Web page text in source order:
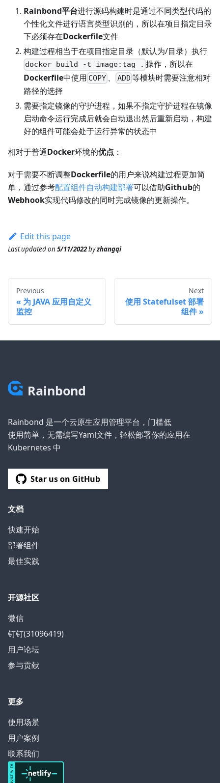
Rainbond平台进行源码构建时是通过不同类型代码的
个性化文件进行语言类型识别的，所以在项目指定目录
下必须存在Dockerfile文件
构建过程相当于在项目指定目录（默认为/目录）执行
docker build -t image:tag . 操作，所以在
Dockerfile中使用 COPY 、 ADD 等模块时需要注意相对
路径的选择
需要指定镜像的守护进程，如果不指定守护进程在镜像
启动命令运行完成后就会自动退出然后重新启动，构建
好的组件可能会处于运行异常的状态中
相对于普通Docker环境的优点 ：
对于需要不断调整Dockerfile的用户来说构建过程更加简
单，通过参考配置组件自动构建部署可以借助Github的
Webhook实现代码修改的同时完成镜像的更新操作。
Edit this page
Last updatedon 5/11/2022byzhangqi
Previous
为 JAVA 应用自定义
监控
Next
使用 Statefulset 部署
组件
Rainbond
Rainbond 是一个云原生应用管理平台，门槛低
使用简单，无需编写Yaml文件，轻松部署你的应用在
Kubernetes 中
Star us on GitHub
文档
快速开始
部署组件
最佳实践
开源社区
微信
钉钉(31096419)
用户论坛
参与贡献
更多
使用场景
用户案例
联系我们